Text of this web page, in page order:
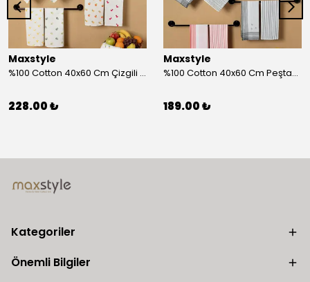
Maxstyle
%100 Cotton 40x60 Cm Çizgili Peştemal Kurulama Bezi 2 Li Set
228.00 ₺
Maxstyle
%100 Cotton 40x60 Cm Peştamal Kurulama Bezi 4 Lü Set
189.00 ₺
Kategoriler
Önemli Bilgiler